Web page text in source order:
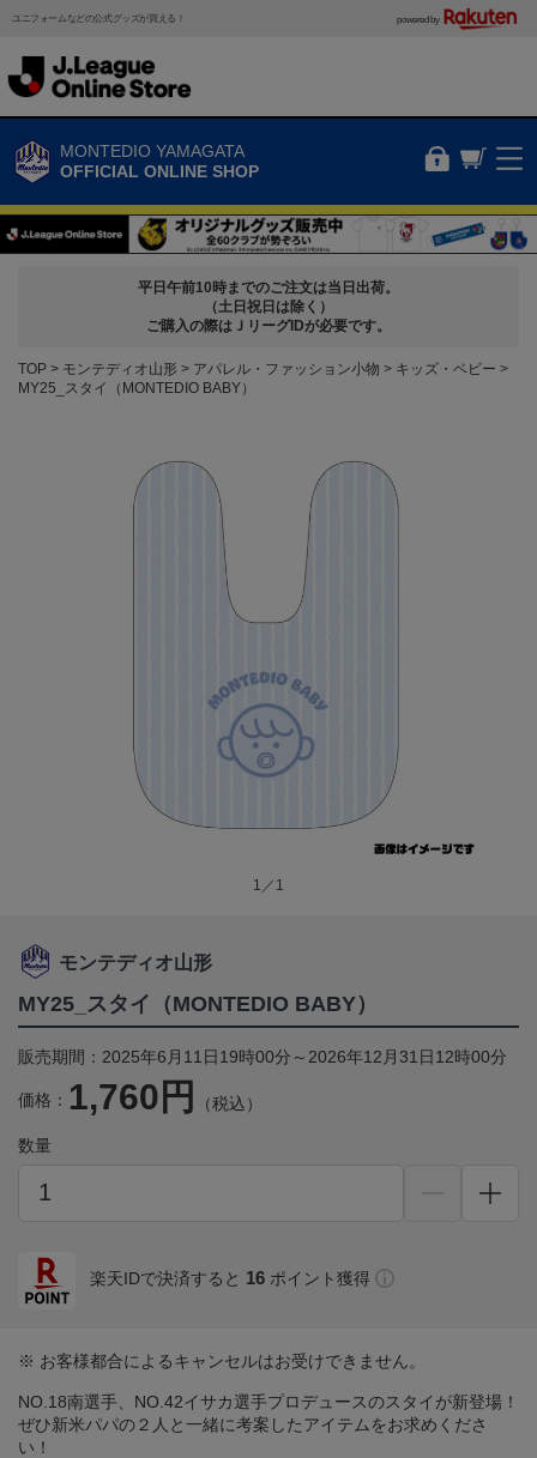
ユニフォームなどの公式グッズが買える！ powered by
MONTEDIO YAMAGATA
OFFICIAL ONLINE SHOP
平日午前10時までのご注文は当日出荷。
（土日祝日は除く）
ご購入の際はＪリーグIDが必要です。
TOP モンテディオ山形 アパレル・ファッション小物
キッズ・ベビー
MY25_スタイ（MONTEDIO BABY）
1／1
モンテディオ山形
MY25_スタイ（MONTEDIO BABY）
販売期間：2025年6月11日19時00分～2026年12月31日12時00分
価格： 1,760円 （税込）
数量
楽天IDで決済すると 16 ポイント獲得
※ お客様都合によるキャンセルはお受けできません。
NO.18南選手、NO.42イサカ選手プロデュースのスタイが新登場！
ぜひ新米パパの２人と一緒に考案したアイテムをお求めくださ
い！